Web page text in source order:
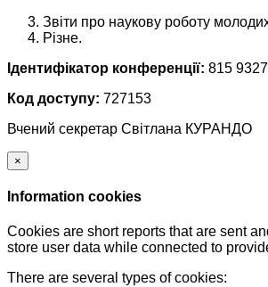
Звіти про наукову роботу молодих
Різне.
Ідентифікатор конференції: 815
Код доступу: 727153
Вчений секретар Світлана КУРАНДО
×
Information cookies
Cookies are short reports that are sent
store user data while connected to
There are several types of cookies: